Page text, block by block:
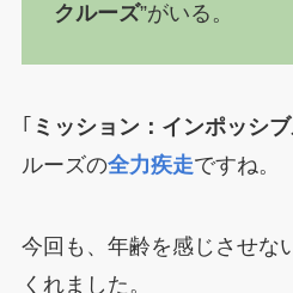
クルーズ”がいる。
｢ ミッション：インポッシ
ルーズの全力疾走ですね。
今回も、年齢を感じさせな
くれました。